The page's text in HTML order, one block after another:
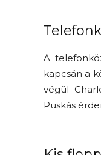
A
kapcsán a
végül
Puskás